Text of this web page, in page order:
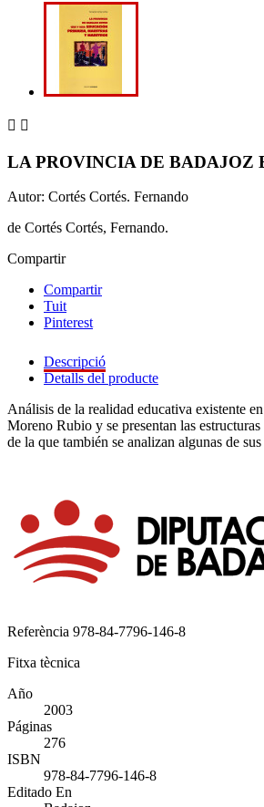
 
LA PROVINCIA DE BADAJOZ
Autor: Cortés Cortés. Fernando
de Cortés Cortés, Fernando.
Compartir
Compartir
Tuit
Pinterest
Descripció
Detalls del producte
Análisis de la realidad educativa existente
Moreno Rubio y se presentan las
de la que también se analizan algunas de
Referència 978-84-7796-146-8
Fitxa tècnica
Año
2003
Páginas
276
ISBN
978-84-7796-146-8
Editado En